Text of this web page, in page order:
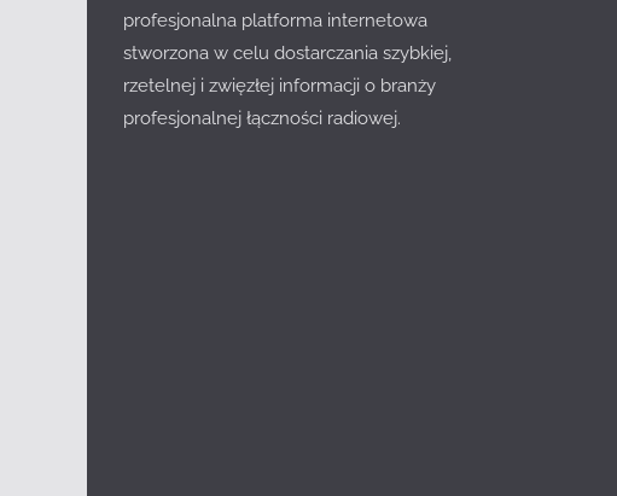
profesjonalna platforma internetowa
stworzona w celu dostarczania szybkiej,
rzetelnej i zwięzłej informacji o branży
profesjonalnej łączności radiowej.